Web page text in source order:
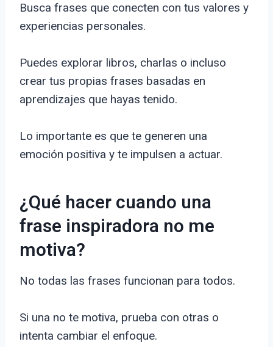
Busca frases que conecten con tus valores y
experiencias personales.
Puedes explorar libros, charlas o incluso
crear tus propias frases basadas en
aprendizajes que hayas tenido.
Lo importante es que te generen una
emoción positiva y te impulsen a actuar.
¿Qué hacer cuando una
frase inspiradora no me
motiva?
No todas las frases funcionan para todos.
Si una no te motiva, prueba con otras o
intenta cambiar el enfoque.